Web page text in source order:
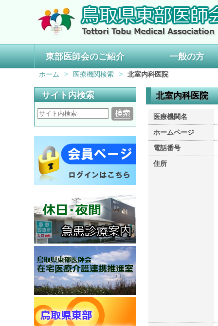
東部医師会のご紹介 一般の方
ホーム > 医療機関検索 > 北室内科医院
サイト内検索 北室内科医院
医療機関名
ホームページ
電話番号
住所